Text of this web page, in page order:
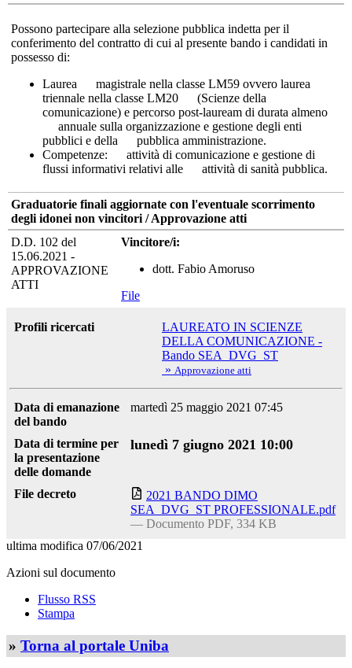
Possono partecipare alla selezione pubblica indetta per il
conferimento del contratto di cui al presente bando i candidati in
possesso di:
Laurea magistrale nella classe LM59 ovvero laurea
triennale nella classe LM20 (Scienze della
comunicazione) e percorso post-lauream di durata almeno
annuale sulla organizzazione e gestione degli enti
pubblici e della pubblica amministrazione.
Competenze: attività di comunicazione e gestione di
flussi informativi relativi alle attività di sanità pubblica.
Graduatorie finali aggiornate con l'eventuale scorrimento
degli idonei non vincitori / Approvazione atti
D.D. 102 del
15.06.2021 -
APPROVAZIONE
ATTI
Vincitore/i:
dott. Fabio Amoruso
File
Profili ricercati
LAUREATO IN SCIENZE
DELLA COMUNICAZIONE -
Bando SEA_DVG_ST
» Approvazione atti
Data di emanazione
del bando
martedì 25 maggio 2021 07:45
Data di termine per
la presentazione
delle domande
lunedì 7 giugno 2021 10:00
File decreto
2021 BANDO DIMO
SEA_DVG_ST PROFESSIONALE.pdf
— Documento PDF, 334 KB
ultima modifica 07/06/2021
Azioni sul documento
Flusso RSS
Stampa
» Torna al portale Uniba